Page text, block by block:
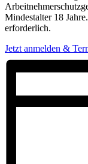
Mindestalter 18
erforderlich.
Jetzt anmelden &